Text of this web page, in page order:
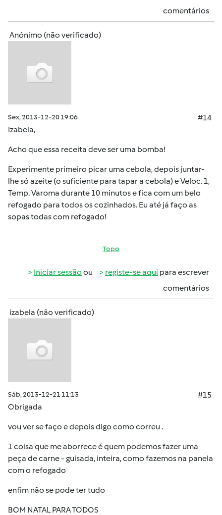
comentários
Anónimo (não verificado)
Sex, 2013-12-20 19:06
#14
Izabela,
Acho que essa receita deve ser uma bomba!
Experimente primeiro picar uma cebola, depois juntar-
lhe só azeite (o suficiente para tapar a cebola) e Veloc. 1,
Temp. Varoma durante 10 minutos e fica com um belo
refogado para todos os cozinhados. Eu até já faço as
sopas todas com refogado!
Topo
Iniciar sessão ou registe-se aqui para escrever
comentários
izabela (não verificado)
Sáb, 2013-12-21 11:13
#15
Obrigada
vou ver se faço e depois digo como correu .
1 coisa que me aborrece é quem podemos fazer uma
peça de carne - guisada, inteira, como fazemos na panela
com o refogado
enfim não se pode ter tudo
BOM NATAL PARA TODOS